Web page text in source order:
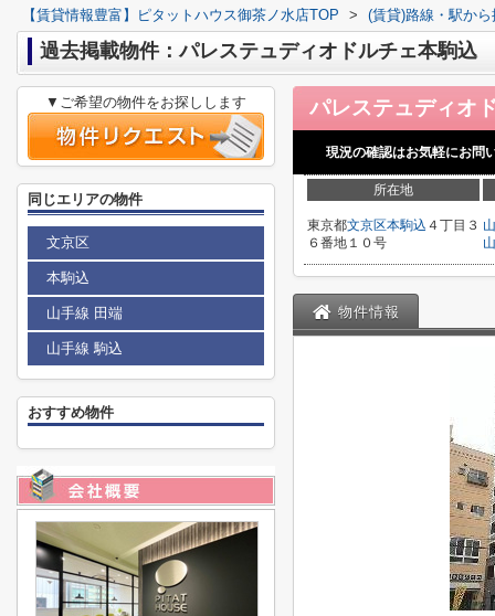
【賃貸情報豊富】ピタットハウス御茶ノ水店TOP > (賃貸)路線・駅から
過去掲載物件：パレステュディオドルチェ本駒込
現況の確認はお気軽にお問
所在地
東京都文京区本駒込 ４丁目３
６番地１０号
物件情報
▼ご希望の物件をお探しします
同じエリアの物件
文京区
本駒込
山手線 田端
山手線 駒込
おすすめ物件